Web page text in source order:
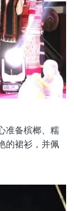
准备槟榔、糯
的裙衫，并佩